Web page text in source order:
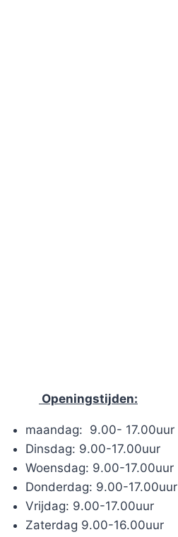
Openingstijden:
maandag: 9.00- 17.00uur
Dinsdag: 9.00-17.00uur
Woensdag: 9.00-17.00uur
Donderdag: 9.00-17.00uur
Vrijdag: 9.00-17.00uur
Zaterdag 9.00-16.00uur